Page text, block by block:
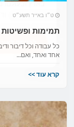
ט״ו באייר תשע״ט
תמימות ופשיטות
כל עבודה וכל דיבור
אחד ואחד, ואם...
קרא עוד >>
לכניסה